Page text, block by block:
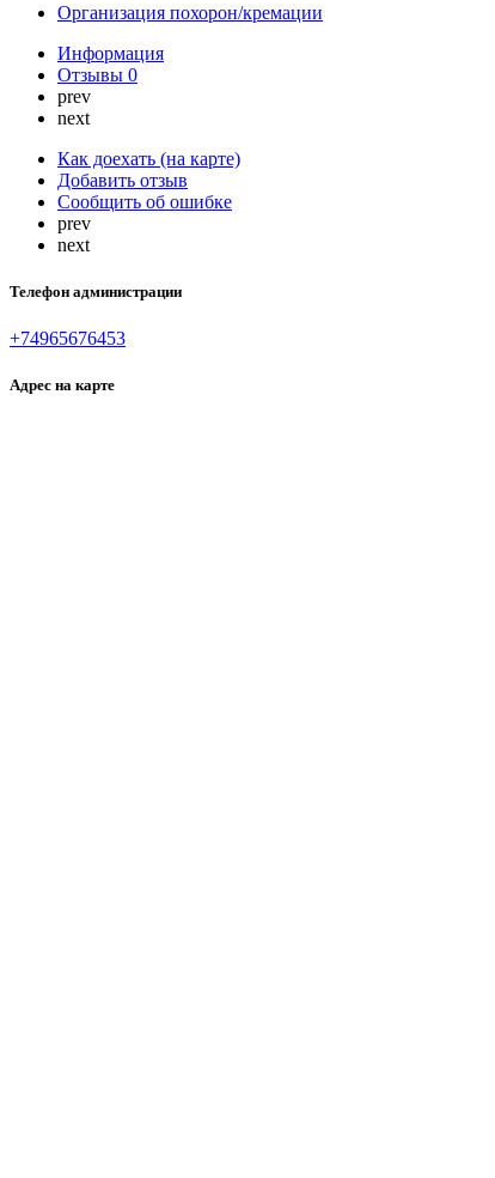
Организация похорон/кремации
Информация
Отзывы 0
prev
next
Как доехать (на карте)
Добавить отзыв
Сообщить об ошибке
prev
next
Телефон администрации
+74965676453
Адрес на карте